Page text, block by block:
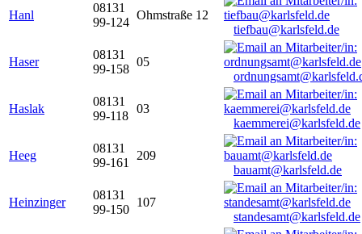
Hanl
08131
99-124
Ohmstraße 12
tiefbau@karlsfeld.de
Haser
08131
99-158
05
Haslak
08131
99-118
03
kaemmerei@karlsfeld.de
Heeg
08131
99-161
209
bauamt@karlsfeld.de
Heinzinger
08131
99-150
107
standesamt@karlsfeld.de